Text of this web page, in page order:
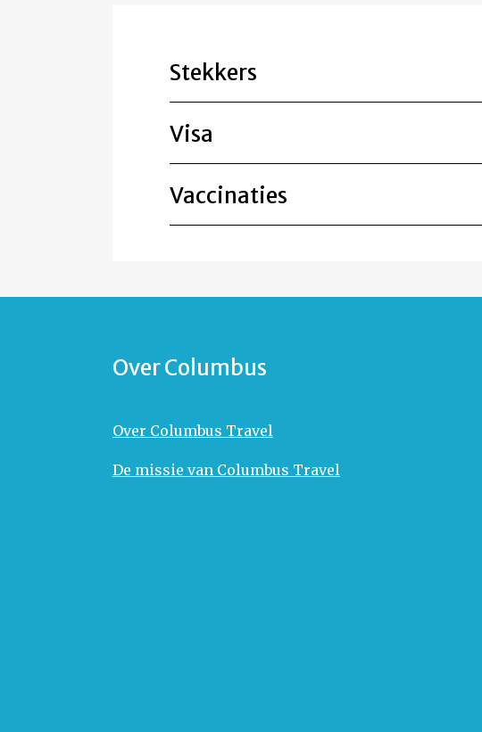
Stekkers
Visa
Vaccinaties
Over Columbus
Over Columbus Travel
De missie van Columbus Travel